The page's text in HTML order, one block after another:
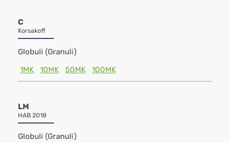
C
Korsakoff
Globuli (Granuli)
1MK
10MK 50MK 100MK
LM
HAB 2018
Globuli (Granuli)